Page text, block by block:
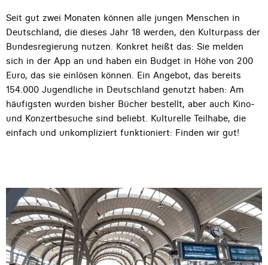
Seit gut zwei Monaten können alle jungen Menschen in
Deutschland, die dieses Jahr 18 werden, den Kulturpass der
Bundesregierung nutzen. Konkret heißt das: Sie melden
sich in der App an und haben ein Budget in Höhe von 200
Euro, das sie einlösen können. Ein Angebot, das bereits
154.000 Jugendliche in Deutschland genutzt haben: Am
häufigsten wurden bisher Bücher bestellt, aber auch Kino-
und Konzertbesuche sind beliebt. Kulturelle Teilhabe, die
einfach und unkompliziert funktioniert: Finden wir gut!